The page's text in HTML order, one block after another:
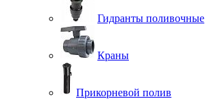
Гидранты поливочные
Краны
Прикорневой полив